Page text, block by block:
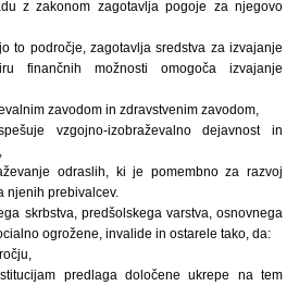
z zakonom zagotavlja pogoje za njegovo
to področje, zagotavlja sredstva za izvajanje
finančnih možnosti omogoča izvajanje
zavodom in zdravstvenim zavodom,
vzgojno-izobraževalno dejavnost in
odraslih, ki je pomembno za razvoj
njenih prebivalcev.
skrbstva, predšolskega varstva, osnovnega
ogrožene, invalide in ostarele tako, da:
predlaga določene ukrepe na tem